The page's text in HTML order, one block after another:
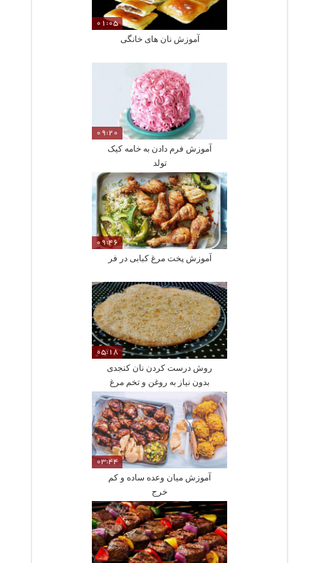
01:05
آموزش نان های خانگی
09:20
آموزش فرم دادن به خامه کیک
تولد
09:46
آموزش پخت مرغ کبابی در فر
05:18
روش درست کردن نان کنجدی
بدون نیاز به روغن و تخم مرغ
03:44
آموزش میان وعده ساده و کم
خرج